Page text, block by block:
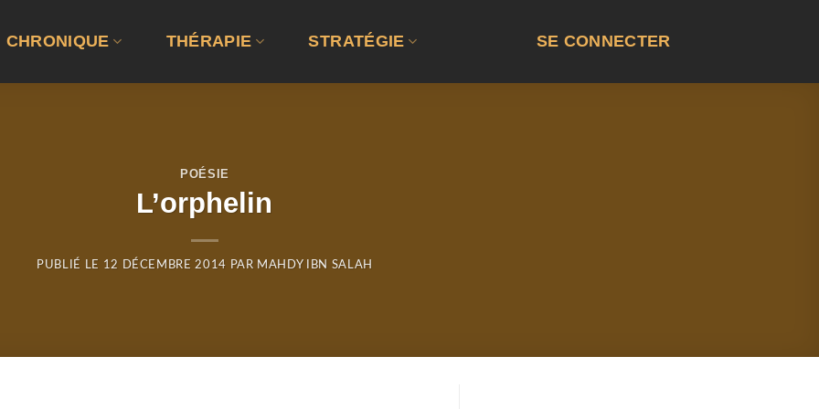
CHRONIQUE THÉRAPIE STRATÉGIE SE CONNECTER
POÉSIE
L’orphelin
PUBLIÉ LE 12 DÉCEMBRE 2014 PAR MAHDY IBN SALAH